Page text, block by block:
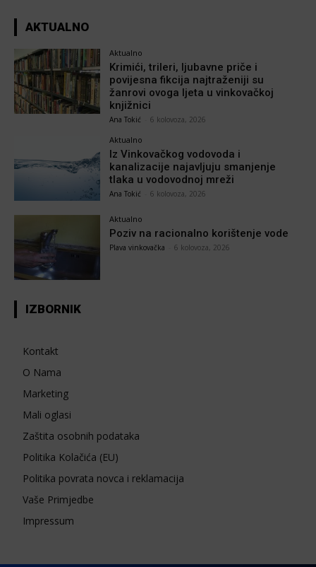
AKTUALNO
Aktualno
Krimići, trileri, ljubavne priče i
povijesna fikcija najtraženiji su
žanrovi ovoga ljeta u vinkovačkoj
knjižnici
Ana Tokić 6 kolovoza, 2026
Aktualno
Iz Vinkovačkog vodovoda i
kanalizacije najavljuju smanjenje
tlaka u vodovodnoj mreži
Ana Tokić 6 kolovoza, 2026
Aktualno
Poziv na racionalno korištenje vode
Plava vinkovačka 6 kolovoza, 2026
IZBORNIK
Kontakt
O Nama
Marketing
Mali oglasi
Zaštita osobnih podataka
Politika Kolačića (EU)
Politika povrata novca i reklamacija
Vaše Primjedbe
Impressum